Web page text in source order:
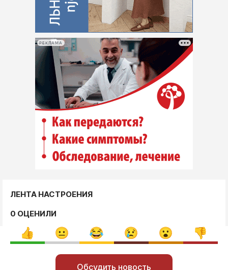
РЕКЛАМА
ЛЕНТА НАСТРОЕНИЯ
0 ОЦЕНИЛИ
Обсудить новость